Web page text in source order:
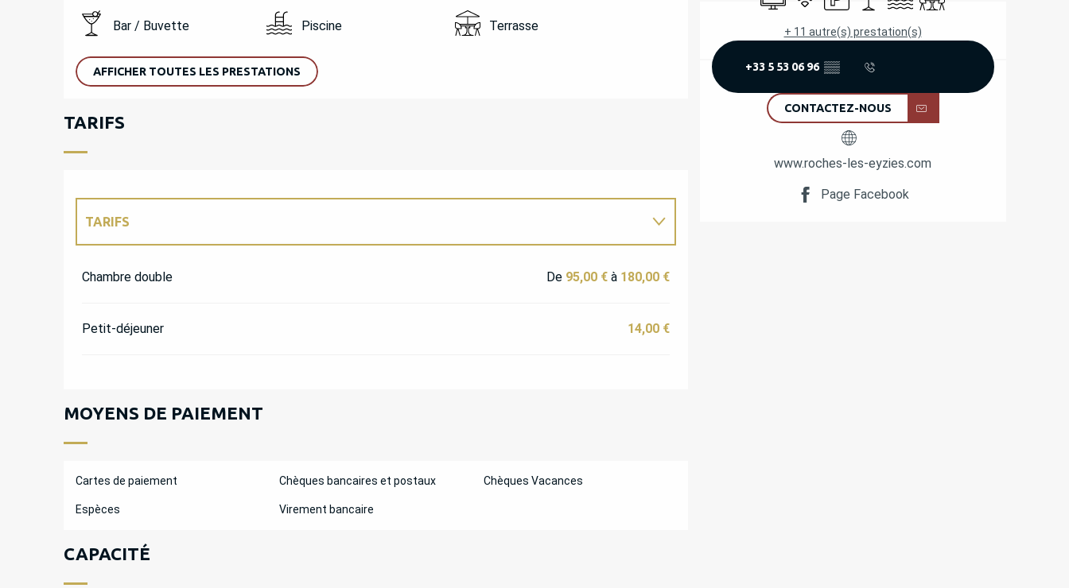
+ 11 autre(s) prestation(s)
+33 5 53 06 96 ▒▒
CONTACTEZ-NOUS
www.roches-les-eyzies.com
Page Facebook
Bar / Buvette Piscine Terrasse
AFFICHER TOUTES LES PRESTATIONS
TARIFS
TARIFS
Chambre double De 95,00 €à 180,00 €
Petit-déjeuner 14,00 €
MOYENS DE PAIEMENT
Cartes de paiement Chèques bancaires et postaux Chèques Vacances
Espèces Virement bancaire
CAPACITÉ